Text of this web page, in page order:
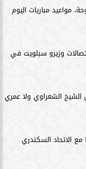
مواعيد مباريات اليوم
وزيرو سبلويت في
الشعراوي ولا عمري
مع الاتحاد السكندري